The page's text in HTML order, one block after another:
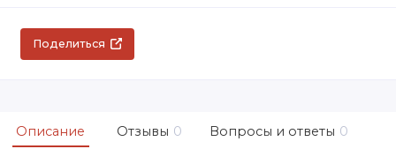
Поделиться
Описание Отзывы 0 Вопросы и ответы 0